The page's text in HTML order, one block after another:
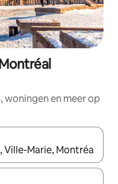
woningen en meer op
zijn, maak je een keuze